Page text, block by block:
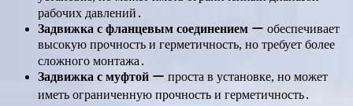
рабочих давлений․
Задвижка с фланцевым соединением ー обеспечивает
высокую прочность и герметичность, но требует более
сложного монтажа․
Задвижка с муфтой ー проста в установке, но может
иметь ограниченную прочность и герметичность․